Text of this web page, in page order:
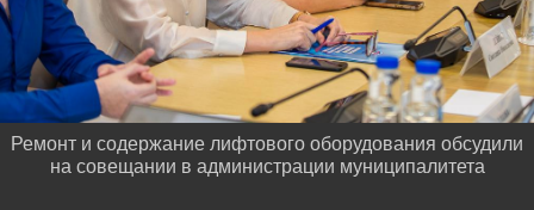
Ремонт и содержание лифтового оборудования обсудили
на совещании в администрации муниципалитета